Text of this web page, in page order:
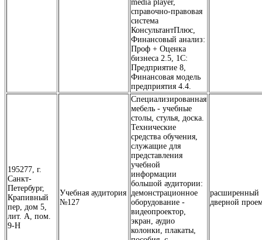
media player,
справочно-правовая
система
КонсультантПлюс,
Финансовый анализ:
Проф + Оценка
бизнеса 2.5, 1С:
Предприятие 8,
Финансовая модель
предприятия 4.4.
195277, г.
Санкт-
Петербург,
Крапивный
пер, дом 5,
лит. А, пом.
9-Н
Учебная аудитория
№127
Специализированная
мебель - учебные
столы, стулья, доска.
Технические
средства обучения,
служащие для
представления
учебной
информации
большой аудитории:
демонстрационное
оборудование -
видеопроектор,
экран, аудио
колонки, плакаты,
расширенный
дверной